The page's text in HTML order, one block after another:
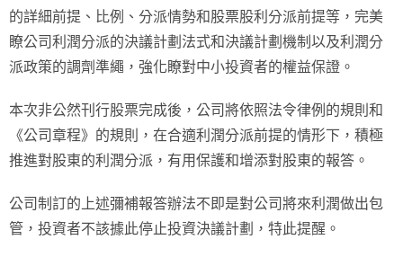
的詳細前提、比例、分派情勢和股票股利分派前提等，完美
瞭公司利潤分派的決議計劃法式和決議計劃機制以及利潤分
派政策的調劑準繩，強化瞭對中小投資者的權益保證。
本次非公然刊行股票完成後，公司將依照法令律例的規則和
《公司章程》的規則，在合適利潤分派前提的情形下，積極
推進對股東的利潤分派，有用保護和增添對股東的報答。
公司制訂的上述彌補報答辦法不即是對公司將來利潤做出包
管，投資者不該據此停止投資決議計劃，特此提醒。